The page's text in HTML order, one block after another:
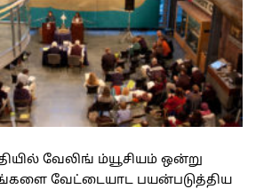
வேலிங் ம்யூசியம் ஒன்று
வேட்டையாட பயன்படுத்திய